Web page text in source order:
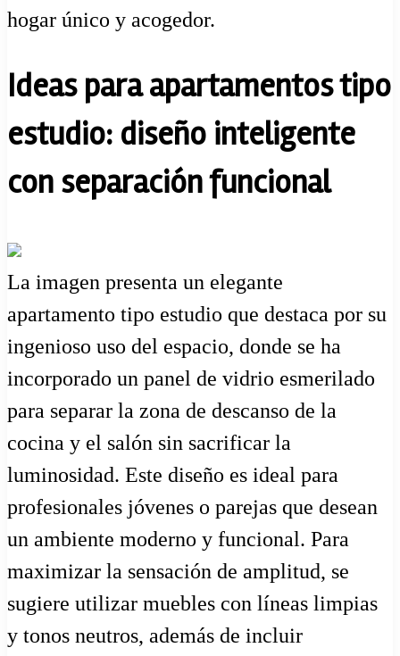
hogar único y acogedor.
Ideas para apartamentos tipo
estudio: diseño inteligente
con separación funcional
La imagen presenta un elegante
apartamento tipo estudio que destaca por su
ingenioso uso del espacio, donde se ha
incorporado un panel de vidrio esmerilado
para separar la zona de descanso de la
cocina y el salón sin sacrificar la
luminosidad. Este diseño es ideal para
profesionales jóvenes o parejas que desean
un ambiente moderno y funcional. Para
maximizar la sensación de amplitud, se
sugiere utilizar muebles con líneas limpias
y tonos neutros, además de incluir